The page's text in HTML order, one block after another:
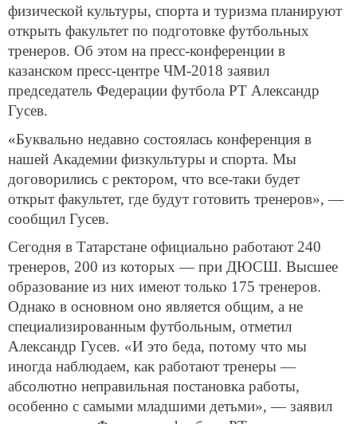
физической культуры, спорта и туризма планируют
открыть факультет по подготовке футбольных
тренеров. Об этом на пресс-конференции в
казанском пресс-центре ЧМ-2018 заявил
председатель Федерации футбола РТ Александр
Гусев.
«Буквально недавно состоялась конференция в
нашей Академии физкультуры и спорта. Мы
договорились с ректором, что все-таки будет
открыт факультет, где будут готовить тренеров», —
сообщил Гусев.
Сегодня в Татарстане официально работают 240
тренеров, 200 из которых — при ДЮСШ. Высшее
образование из них имеют только 175 тренеров.
Однако в основном оно является общим, а не
специализированным футбольным, отметил
Александр Гусев. «И это беда, потому что мы
иногда наблюдаем, как работают тренеры —
абсолютно неправильная постановка работы,
особенно с самыми младшими детьми», — заявил